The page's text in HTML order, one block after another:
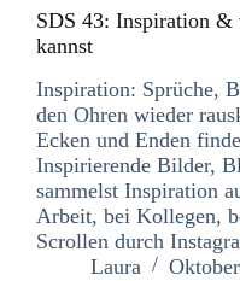
SDS 43: Inspiration &
kannst
Inspiration: Sprüche,
den Ohren wieder
Ecken und Enden
Inspirierende Bilder,
sammelst Inspiration
Arbeit, bei Kollegen,
Scrollen durch
Laura